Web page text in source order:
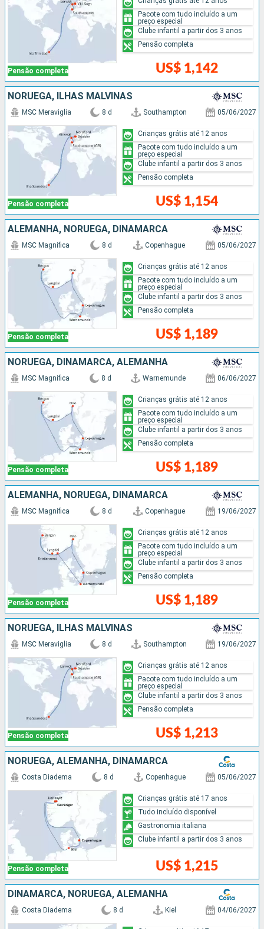
Pensão completa US$ 1,142
Pacote com tudo incluído a um
preço especial
Clube infantil a partir dos 3 anos
Pensão completa
NORUEGA, ILHAS MALVINAS
Pensão completa
MSC Meraviglia 8 d Southampton 05/06/2027
US$ 1,154
Crianças grátis até 12 anos
Pacote com tudo incluído a um
preço especial
Clube infantil a partir dos 3 anos
Pensão completa
ALEMANHA, NORUEGA, DINAMARCA
Pensão completa
MSC Magnifica 8 d Copenhague 05/06/2027
US$ 1,189
Crianças grátis até 12 anos
Pacote com tudo incluído a um
preço especial
Clube infantil a partir dos 3 anos
Pensão completa
NORUEGA, DINAMARCA, ALEMANHA
Pensão completa
MSC Magnifica 8 d Warnemunde 06/06/2027
US$ 1,189
Crianças grátis até 12 anos
Pacote com tudo incluído a um
preço especial
Clube infantil a partir dos 3 anos
Pensão completa
ALEMANHA, NORUEGA, DINAMARCA
Pensão completa
MSC Magnifica 8 d Copenhague 19/06/2027
US$ 1,189
Crianças grátis até 12 anos
Pacote com tudo incluído a um
preço especial
Clube infantil a partir dos 3 anos
Pensão completa
NORUEGA, ILHAS MALVINAS
Pensão completa
MSC Meraviglia 8 d Southampton 19/06/2027
US$ 1,213
Crianças grátis até 12 anos
Pacote com tudo incluído a um
preço especial
Clube infantil a partir dos 3 anos
Pensão completa
NORUEGA, ALEMANHA, DINAMARCA
Pensão completa
Costa Diadema 8 d Copenhague 05/06/2027
US$ 1,215
Crianças grátis até 17 anos
Tudo incluído disponível
Gastronomia italiana
Clube infantil a partir dos 3 anos
DINAMARCA, NORUEGA, ALEMANHA
Costa Diadema 8 d Kiel 04/06/2027